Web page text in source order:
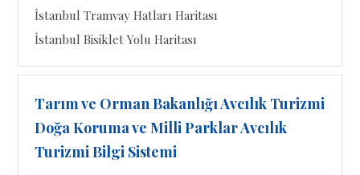
İstanbul Tramvay Hatları Haritası
İstanbul Bisiklet Yolu Haritası
Tarım ve Orman Bakanlığı Avcılık Turizmi
Doğa Koruma ve Milli Parklar Avcılık
Turizmi Bilgi Sistemi